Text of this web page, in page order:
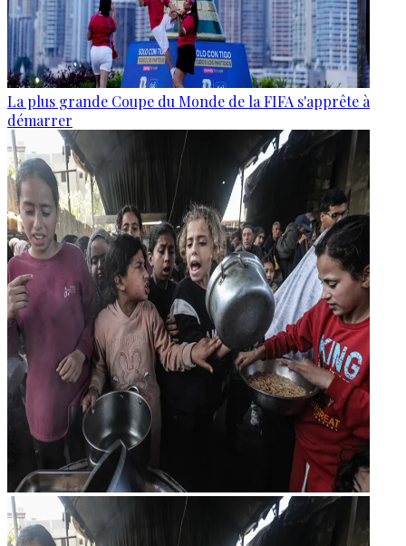
La plus grande Coupe du Monde de la FIFA s'apprête à
démarrer